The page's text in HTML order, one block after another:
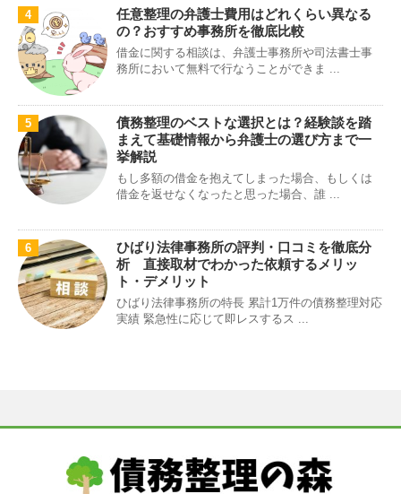
4
任意整理の弁護士費用はどれくらい異なる
の？おすすめ事務所を徹底比較
借金に関する相談は、弁護士事務所や司法書士事
務所において無料で行なうことができま ...
5
債務整理のベストな選択とは？経験談を踏
まえて基礎情報から弁護士の選び方まで一
挙解説
もし多額の借金を抱えてしまった場合、もしくは
借金を返せなくなったと思った場合、誰 ...
6
ひばり法律事務所の評判・口コミを徹底分
析 直接取材でわかった依頼するメリッ
ト・デメリット
ひばり法律事務所の特長 累計1万件の債務整理対応
実績 緊急性に応じて即レスするス ...